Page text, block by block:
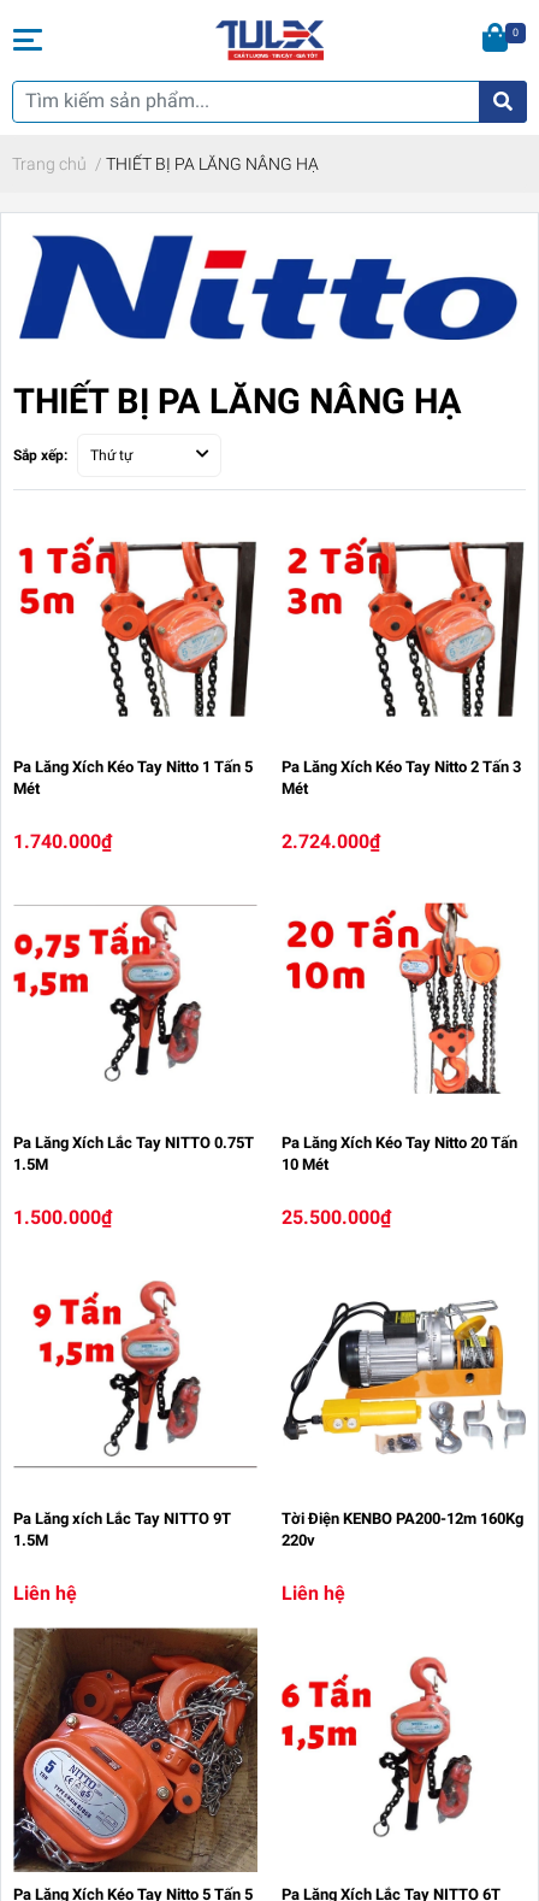
0
Trang chủ / THIẾT BỊ PA LĂNG NÂNG HẠ
THIẾT BỊ PA LĂNG NÂNG HẠ
Sắp xếp: Thứ tự
Pa Lăng Xích Kéo Tay Nitto 1 Tấn 5
Mét
1.740.000₫
Pa Lăng Xích Kéo Tay Nitto 2 Tấn 3
Mét
2.724.000₫
Pa Lăng Xích Lắc Tay NITTO 0.75T
1.5M
1.500.000₫
Pa Lăng Xích Kéo Tay Nitto 20 Tấn
10 Mét
25.500.000₫
Pa Lăng xích Lắc Tay NITTO 9T
1.5M
Liên hệ
Tời Điện KENBO PA200-12m 160Kg
220v
Liên hệ
Pa Lăng Xích Kéo Tay Nitto 5 Tấn 5
Pa Lăng Xích Lắc Tay NITTO 6T